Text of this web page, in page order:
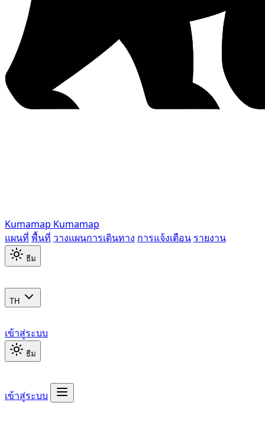
Kumamap Kumamap
แผนที่ พื้นที่ วางแผนการเดินทาง การแจ้งเตือน รายงาน
ธีม
TH
เข้าสู่ระบบ
ธีม
เข้าสู่ระบบ